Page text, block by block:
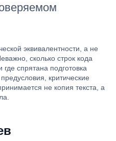
эквивалентности, а не
сколько строк кода
спрятана подготовка
критические
не копия текста, а